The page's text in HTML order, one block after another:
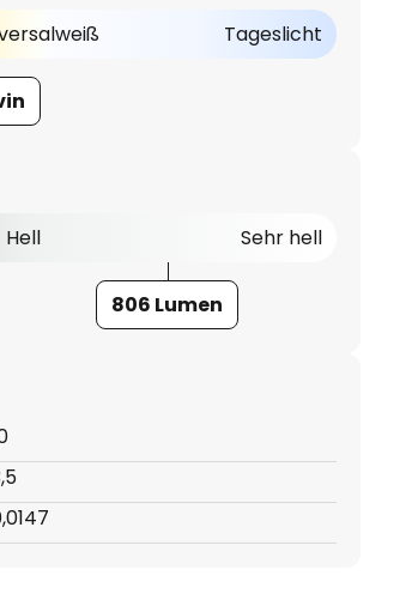
Tageslicht
Hell Sehr hell
806 Lumen